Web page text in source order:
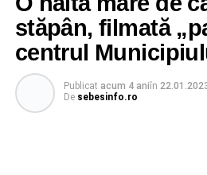
stăpân, filmată
centrul
Publicat acum 4 aniîn
De sebesinfo.ro